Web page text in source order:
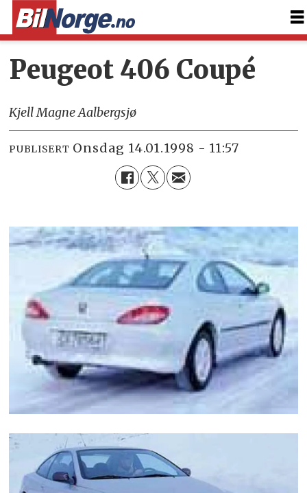
Peugeot 406 Coupé
Kjell Magne Aalbergsjø
PUBLISERT onsdag 14.01.1998 - 11:57